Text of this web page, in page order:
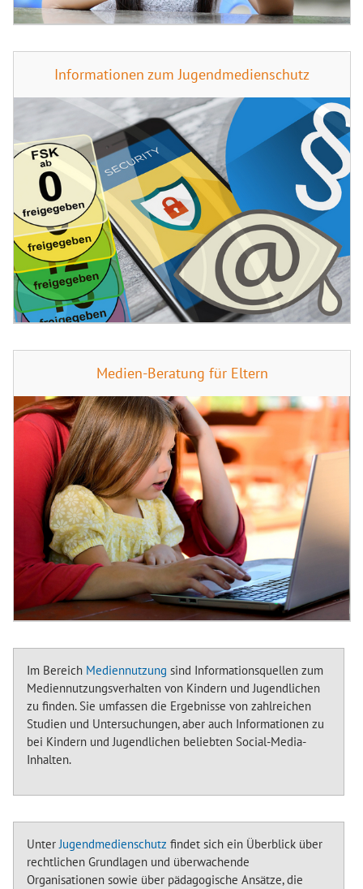
Informationen zum Jugendmedienschutz
Medien-Beratung für Eltern
Im Bereich Mediennutzung sind Informationsquellen zum
Mediennutzungsverhalten von Kindern und Jugendlichen
zu finden. Sie umfassen die Ergebnisse von zahlreichen
Studien und Untersuchungen, aber auch Informationen zu
bei Kindern und Jugendlichen beliebten Social-Media-
Inhalten.
UnterJugendmedienschutz findet sich ein Überblick über
rechtlichen Grundlagen und überwachende
Organisationen sowie über pädagogische Ansätze, die